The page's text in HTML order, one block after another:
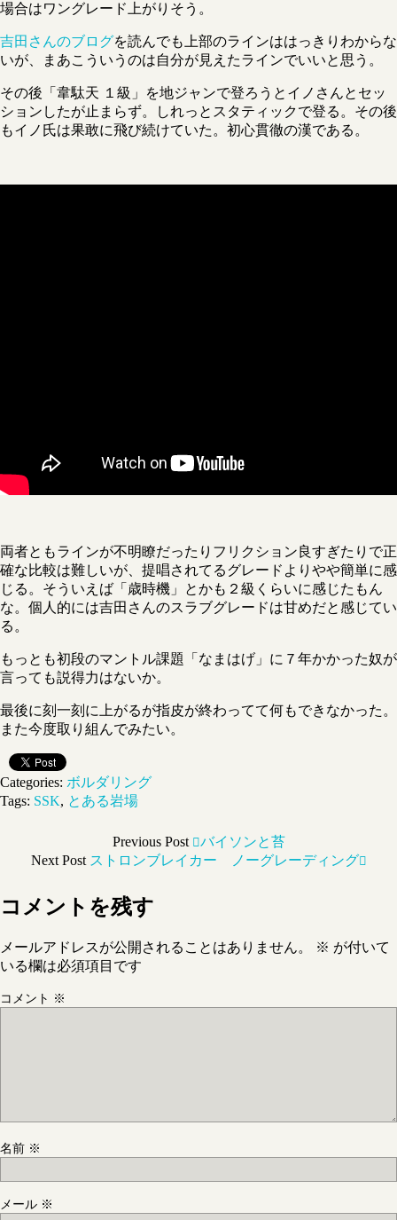
場合はワングレード上がりそう。
吉田さんのブログを読んでも上部のラインははっきりわからな
いが、まあこういうのは自分が見えたラインでいいと思う。
その後「韋駄天 １級」を地ジャンで登ろうとイノさんとセッ
ションしたが止まらず。しれっとスタティックで登る。その後
もイノ氏は果敢に飛び続けていた。初心貫徹の漢である。
両者ともラインが不明瞭だったりフリクション良すぎたりで正
確な比較は難しいが、提唱されてるグレードよりやや簡単に感
じる。そういえば「歳時機」とかも２級くらいに感じたもん
な。個人的には吉田さんのスラブグレードは甘めだと感じてい
る。
もっとも初段のマントル課題「なまはげ」に７年かかった奴が
言っても説得力はないか。
最後に刻一刻に上がるが指皮が終わってて何もできなかった。
また今度取り組んでみたい。
Categories: ボルダリング
Tags: SSK, とある岩場
Previous Post
バイソンと苔
Next Post ストロンブレイカー ノーグレーディング
コメントを残す
メールアドレスが公開されることはありません。 ※ が付いて
いる欄は必須項目です
コメント ※
名前 ※
メール ※